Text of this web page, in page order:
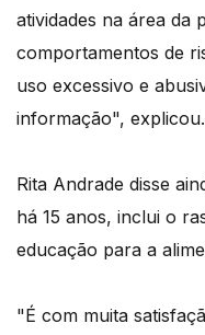
atividades na área da
comportamentos de
uso excessivo e
informação", explicou.
Rita Andrade disse
há 15 anos, inclui o
educação para a
"É com muita